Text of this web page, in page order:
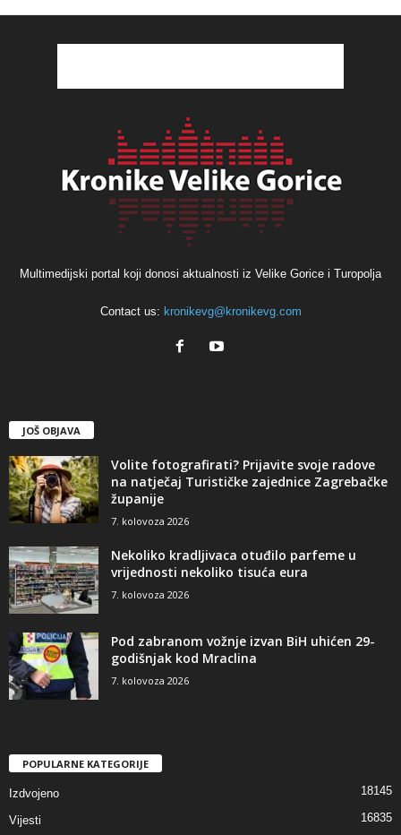
Multimedijski portal koji donosi aktualnosti iz Velike Gorice i Turopolja
Contact us: kronikevg@kronikevg.com
JOŠ OBJAVA
Volite fotografirati? Prijavite svoje radove
na natječaj Turističke zajednice Zagrebačke
županije
7. kolovoza 2026
Nekoliko kradljivaca otuđilo parfeme u
vrijednosti nekoliko tisuća eura
7. kolovoza 2026
Pod zabranom vožnje izvan BiH uhićen 29-
godišnjak kod Mraclina
7. kolovoza 2026
POPULARNE KATEGORIJE
Izdvojeno 18145
Vijesti 16835